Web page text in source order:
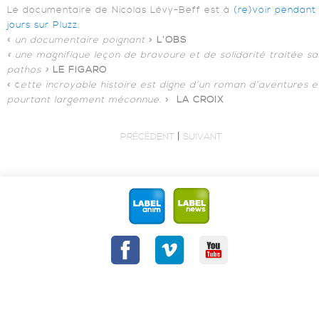
Le documentaire de Nicolas Lévy-Beff est à (re)voir pendant
jours sur Pluzz.
« un documentaire poignant » L’OBS
« une magnifique leçon de bravoure et de solidarité traitée
pathos » LE FIGARO
« cette incroyable histoire est digne d’un roman d’aventures
pourtant largement méconnue. » LA CROIX
PRÉCÉDENT | SUIVANT